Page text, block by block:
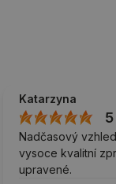
Katarzyna
5
Nadčasový
vysoce kvalitní
upravené.